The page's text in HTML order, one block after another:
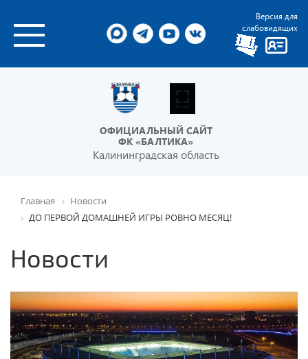
Версия для
слабовидящих
ОФИЦИАЛЬНЫЙ САЙТ
ФК «БАЛТИКА»
Калининградская область
Главная
Новости
ДО ПЕРВОЙ ДОМАШНЕЙ ИГРЫ РОВНО МЕСЯЦ!
Новости